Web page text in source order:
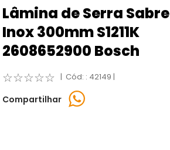
Lâmina de Serra Sabre
Inox 300mm S1211K
2608652900 Bosch
☆☆☆☆☆ : 42149
Compartilhar